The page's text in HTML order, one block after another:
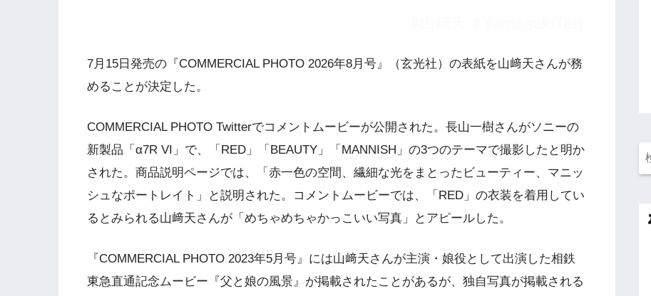
7月15日発売の『COMMERCIAL PHOTO 2026年8月号』（玄光社）の表紙を山﨑天さんが務
めることが決定した。
COMMERCIAL PHOTO Twitterでコメントムービーが公開された。長山一樹さんがソニーの
新製品「α7R VI」で、「RED」「BEAUTY」「MANNISH」の3つのテーマで撮影したと明か
された。商品説明ページでは、「赤一色の空間、繊細な光をまとったビューティー、マニッ
シュなポートレイト」と説明された。コメントムービーでは、「RED」の衣装を着用してい
るとみられる山﨑天さんが「めちゃめちゃかっこいい写真」とアピールした。
『COMMERCIAL PHOTO 2023年5月号』には山﨑天さんが主演・娘役として出演した相鉄
東急直通記念ムービー『父と娘の風景』が掲載されたことがあるが、独自写真が掲載される